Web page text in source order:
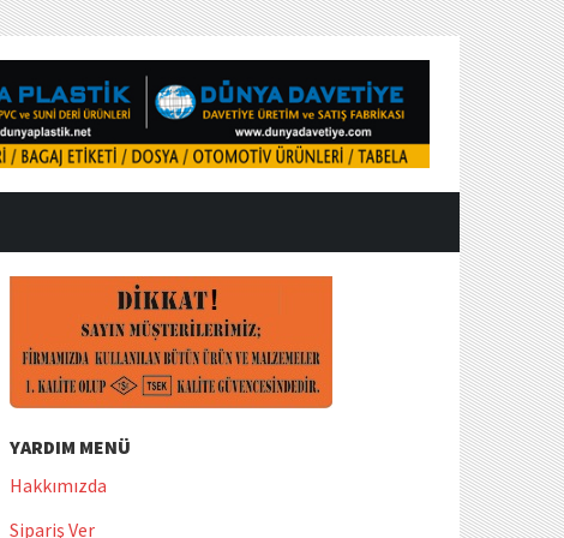
YARDIM MENÜ
Hakkımızda
Sipariş Ver